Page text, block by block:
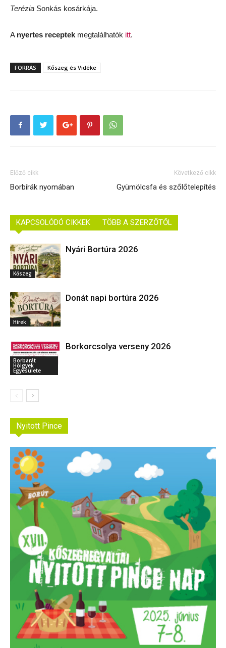
Terézia Sonkás kosárkája.
A nyertes receptek megtalálhatók itt.
FORRÁS Kőszeg és Vidéke
Előző cikk
Borbírák nyomában
Következő cikk
Gyümölcsfa és szőlőtelepítés
KAPCSOLÓDÓ CIKKEK TÖBB A SZERZŐTŐL
Kőszeg
Nyári Bortúra 2026
Hírek
Donát napi bortúra 2026
Borbarát
Hölgyek
Egyesülete
Borkorcsolya verseny 2026
Nyitott Pince